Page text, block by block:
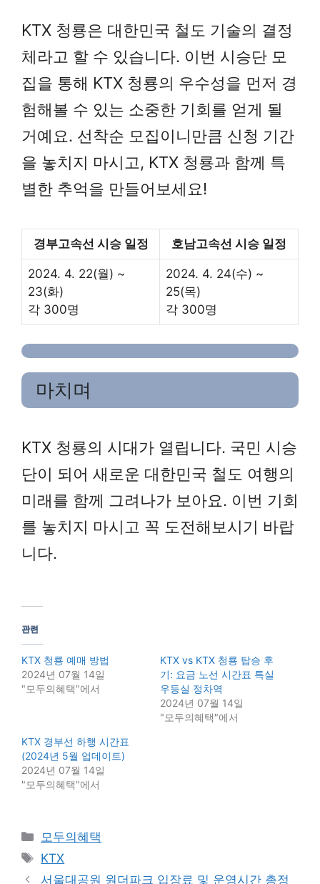
KTX 청룡은 대한민국 철도 기술의 결정
체라고 할 수 있습니다. 이번 시승단 모
집을 통해 KTX 청룡의 우수성을 먼저 경
험해볼 수 있는 소중한 기회를 얻게 될
거예요. 선착순 모집이니만큼 신청 기간
을 놓치지 마시고, KTX 청룡과 함께 특
별한 추억을 만들어보세요!
경부고속선 시승 일정 호남고속선 시승 일정
2024. 4. 22(월) ~
23(화)
각 300명
2024. 4. 24(수) ~
25(목)
각 300명
마치며
KTX 청룡의 시대가 열립니다. 국민 시승
단이 되어 새로운 대한민국 철도 여행의
미래를 함께 그려나가 보아요. 이번 기회
를 놓치지 마시고 꼭 도전해보시기 바랍
니다.
관련
KTX 청룡 예매 방법
2024년 07월 14일
"모두의혜택"에서
KTX vs KTX 청룡 탑승 후
기: 요금 노선 시간표 특실
우등실 정차역
2024년 07월 14일
"모두의혜택"에서
KTX 경부선 하행 시간표
(2024년 5월 업데이트)
2024년 07월 14일
"모두의혜택"에서
Categories
모두의혜택
Tags
KTX
서울대공원 원더파크 입장료 및 운영시간 총정